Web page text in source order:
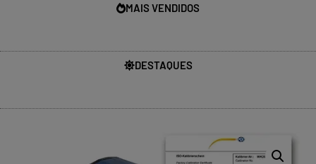
MAIS VENDIDOS
DESTAQUES